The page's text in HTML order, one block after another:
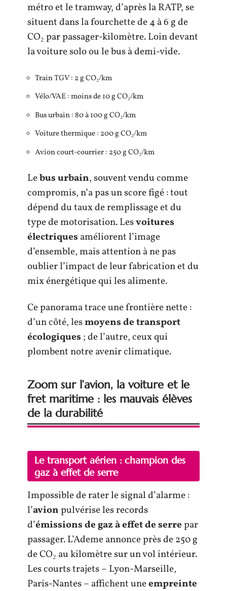
métro et le tramway, d’après la RATP, se
situent dans la fourchette de 4 à 6 g de
CO₂ par passager-kilomètre. Loin devant
la voiture solo ou le bus à demi-vide.
Train TGV : 2 g CO₂/km
Vélo/VAE : moins de 10 g CO₂/km
Bus urbain : 80 à 100 g CO₂/km
Voiture thermique : 200 g CO₂/km
Avion court-courrier : 250 g CO₂/km
Lebus urbain, souvent vendu comme
compromis, n’a pas un score figé : tout
dépend du taux de remplissage et du
type de motorisation. Lesvoitures
électriques améliorent l’image
d’ensemble, mais attention à ne pas
oublier l’impact de leur fabrication et du
mix énergétique qui les alimente.
Ce panorama trace une frontière nette :
d’un côté, lesmoyens de transport
écologiques ; de l’autre, ceux qui
plombent notre avenir climatique.
Zoom sur l’avion, la voiture et le
fret maritime : les mauvais élèves
de la durabilité
Le transport aérien : champion des
gaz à effet de serre
Impossible de rater le signal d’alarme :
l’avionpulvérise les records
d’émissions de gaz à effet de serrepar
passager. L’Ademe annonce près de 250 g
de CO₂ au kilomètre sur un vol intérieur.
Les courts trajets – Lyon-Marseille,
Paris-Nantes – affichent uneempreinte